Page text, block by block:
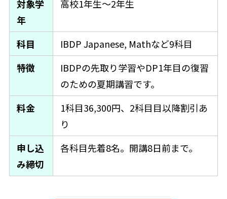
対象学
年
高校1年生〜2年生
科目
IBDP Japanese, Mathなど9科目
特徴
IBDPの先取り学習やDP1年目の復習
のための夏期講習です。
料金
1科目36,300円、2科目目以降割引あ
り
申し込
み締切
各科目先着8名。開講8日前まで。